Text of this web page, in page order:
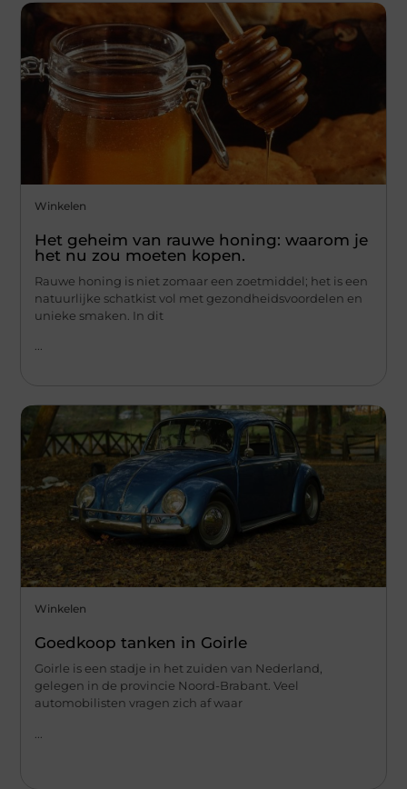
Winkelen
Het geheim van rauwe honing: waarom je
het nu zou moeten kopen.
Rauwe honing is niet zomaar een zoetmiddel; het is een
natuurlijke schatkist vol met gezondheidsvoordelen en
unieke smaken. In dit
Winkelen
Goedkoop tanken in Goirle
Goirle is een stadje in het zuiden van Nederland,
gelegen in de provincie Noord-Brabant. Veel
automobilisten vragen zich af waar